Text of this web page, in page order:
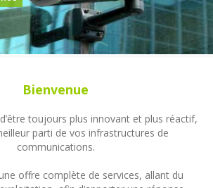
Bienvenue
toujours plus innovant et plus réactif,
parti de vos infrastructures de
communications.
offre complète de services, allant du